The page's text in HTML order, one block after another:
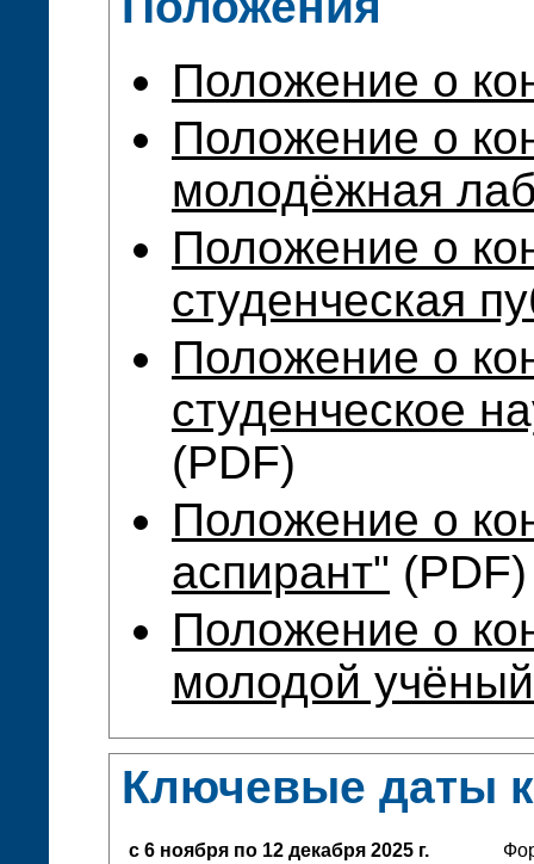
Положение о
Положение о
молодёжная
Положение о
студенческая
Положение о
студенческое
(PDF)
Положение о
аспирант" (PDF)
Положение о
молодой
Ключевые даты
с 6 ноября по 12 декабря 2025 г.